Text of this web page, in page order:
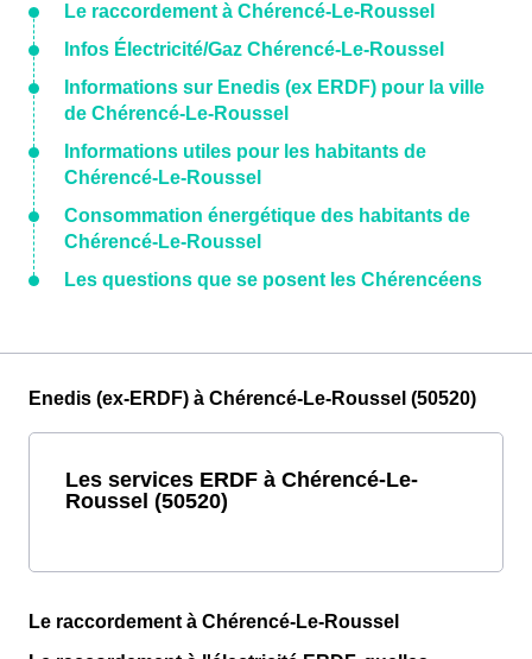
Le raccordement à Chérencé-Le-Roussel
Infos Électricité/Gaz Chérencé-Le-Roussel
Informations sur Enedis (ex ERDF) pour la ville
de Chérencé-Le-Roussel
Informations utiles pour les habitants de
Chérencé-Le-Roussel
Consommation énergétique des habitants de
Chérencé-Le-Roussel
Les questions que se posent les Chérencéens
Enedis (ex-ERDF) à Chérencé-Le-Roussel (50520)
Les services ERDF à Chérencé-Le-
Roussel (50520)
Le raccordement à Chérencé-Le-Roussel